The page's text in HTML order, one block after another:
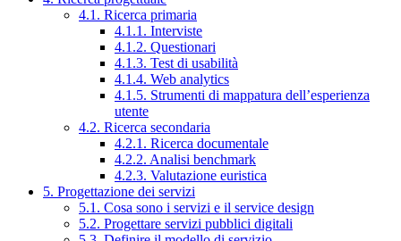
4.1. Ricerca primaria
4.1.1. Interviste
4.1.2. Questionari
4.1.3. Test di usabilità
4.1.4. Web analytics
4.1.5. Strumenti di mappatura dell’esperienza
utente
4.2. Ricerca secondaria
4.2.1. Ricerca documentale
4.2.2. Analisi benchmark
4.2.3. Valutazione euristica
5. Progettazione dei servizi
5.1. Cosa sono i servizi e il service design
5.2. Progettare servizi pubblici digitali